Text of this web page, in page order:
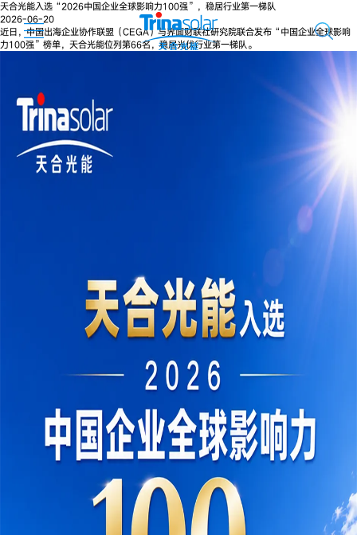
天合光能入选“2026中国企业全球影响力100强”，稳居行业第一梯队
2026-06-20
近日，中国出海企业协作联盟（CEGA）与界面财联社研究院联合发布“中国企业全球影响
力100强”榜单，天合光能位列第66名，稳居光伏行业第一梯队。